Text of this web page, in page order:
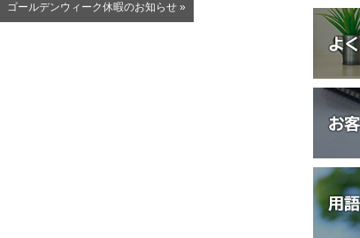
ゴールデンウィーク休暇のお知らせ »